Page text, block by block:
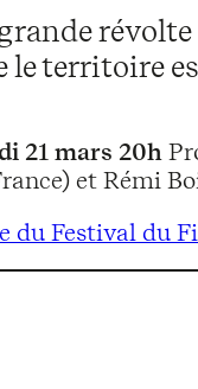
le territoire
21 mars 20h
et Rémi
du Festival du